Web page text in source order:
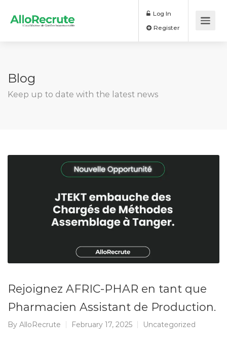
Log In
Blog
Keep up to date with the latest news
Rejoignez AFRIC-PHAR en tant que
Pharmacien Assistant de Production.
By AlloRecrute February 17, 2025 Uncategorized